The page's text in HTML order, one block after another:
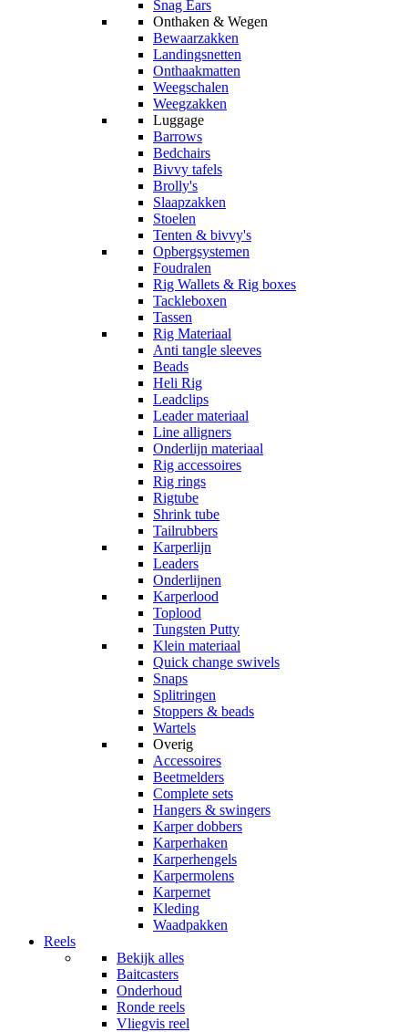
Snag Ears
Onthaken & Wegen
Bewaarzakken
Landingsnetten
Onthaakmatten
Weegschalen
Weegzakken
Luggage
Barrows
Bedchairs
Bivvy tafels
Brolly's
Slaapzakken
Stoelen
Tenten & bivvy's
Opbergsystemen
Foudralen
Rig Wallets & Rig boxes
Tackleboxen
Tassen
Rig Materiaal
Anti tangle sleeves
Beads
Heli Rig
Leadclips
Leader materiaal
Line alligners
Onderlijn materiaal
Rig accessoires
Rig rings
Rigtube
Shrink tube
Tailrubbers
Karperlijn
Leaders
Onderlijnen
Karperlood
Toplood
Tungsten Putty
Klein materiaal
Quick change swivels
Snaps
Splitringen
Stoppers & beads
Wartels
Overig
Accessoires
Beetmelders
Complete sets
Hangers & swingers
Karper dobbers
Karperhaken
Karperhengels
Karpermolens
Karpernet
Kleding
Waadpakken
Reels
Bekijk alles
Baitcasters
Onderhoud
Ronde reels
Vliegvis reel